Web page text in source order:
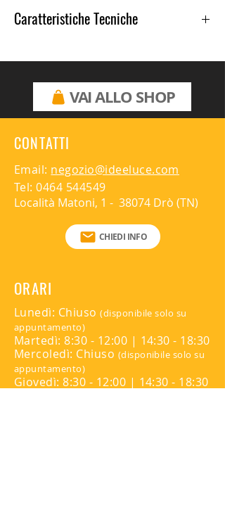
Caratteristiche Tecniche
LED retrofit max 6W
220-240V ACVAI ALLO SHOP
CONTATTI
Email: negozio@ideeluce.com
Tel:0464 544549
Località Matoni, 1 - 38074 Drò (TN)
CHIEDI INFO
ORARI
Lunedì: Chiuso(disponibile solo su
appuntamento)
Martedì: 8:30 - 12:00 | 14:30 - 18:30
Mercoledì: Chiuso (disponibile solo su
appuntamento)
Giovedì: 8:30 - 12:00 | 14:30 - 18:30